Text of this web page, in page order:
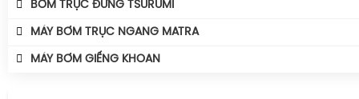
BƠM TRỤC ĐỨNG TSURUMI
MÁY BƠM TRỤC NGANG MATRA
MÁY BƠM GIẾNG KHOAN